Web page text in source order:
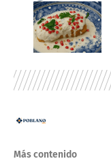
Más contenido